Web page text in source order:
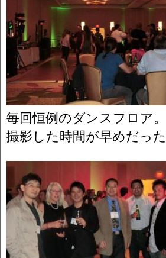
毎回恒例のダンスフロア。
撮影した時間が早めだっ